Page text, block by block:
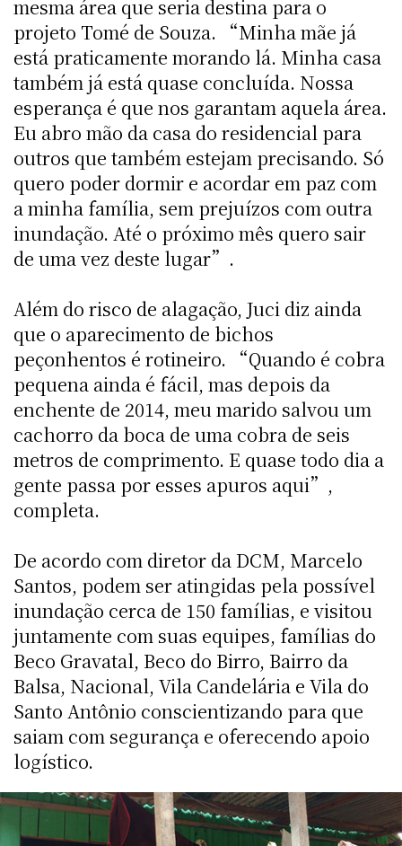
mesma área que seria destina para o
projeto Tomé de Souza. “Minha mãe já
está praticamente morando lá. Minha casa
também já está quase concluída. Nossa
esperança é que nos garantam aquela área.
Eu abro mão da casa do residencial para
outros que também estejam precisando. Só
quero poder dormir e acordar em paz com
a minha família, sem prejuízos com outra
inundação. Até o próximo mês quero sair
de uma vez deste lugar”.
Além do risco de alagação, Juci diz ainda
que o aparecimento de bichos
peçonhentos é rotineiro. “Quando é cobra
pequena ainda é fácil, mas depois da
enchente de 2014, meu marido salvou um
cachorro da boca de uma cobra de seis
metros de comprimento. E quase todo dia a
gente passa por esses apuros aqui”,
completa.
De acordo com diretor da DCM, Marcelo
Santos, podem ser atingidas pela possível
inundação cerca de 150 famílias, e visitou
juntamente com suas equipes, famílias do
Beco Gravatal, Beco do Birro, Bairro da
Balsa, Nacional, Vila Candelária e Vila do
Santo Antônio conscientizando para que
saiam com segurança e oferecendo apoio
logístico.